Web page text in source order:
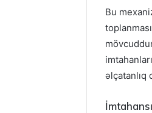
Bu
əlçatanlıq